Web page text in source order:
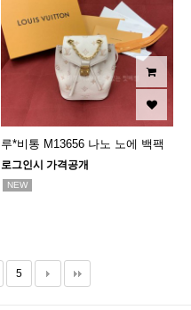
루*비통 M13656 나노 노에 백팩
로그인시 가격공개
NEW
5